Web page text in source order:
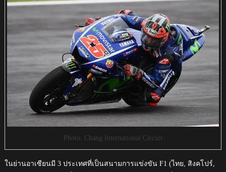
Photo: Chang International Circuit
ในย่านอาเซียนมี 3 ประเทศที่เป็นสนามการแข่งขัน F1 (ไทย, สิงคโปร์,